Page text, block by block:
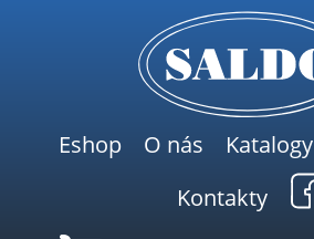
Eshop O nás Katalogy
Kontakty